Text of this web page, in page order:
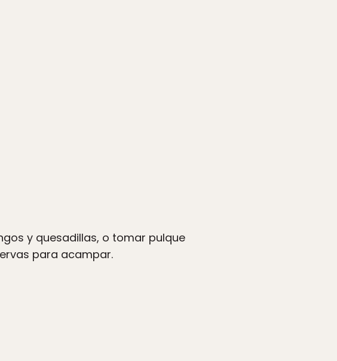
y quesadillas, o tomar pulque
para acampar.